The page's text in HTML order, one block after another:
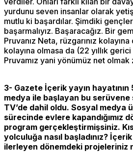
yurdunu seven insanlar olarak
mutlu ki başardılar. Şimdiki
başarmalıyız. Başaracağız. Bir
Pruvanız Neta, rüzgarınız kolayına
kolayına olmasa da (22 yıllık
Pruvamız yani yönümüz net olmak
3- Gazete İçerik yayın hayatının
medya ile başlayan bu serüvene
TV’de dahil oldu. Sosyal medya
sürecinde evlere kapandığımız
program gerçekleştirmişsiniz.
yolculuğa nasıl başladınız?
ilerleyen dönemdeki projeleriniz